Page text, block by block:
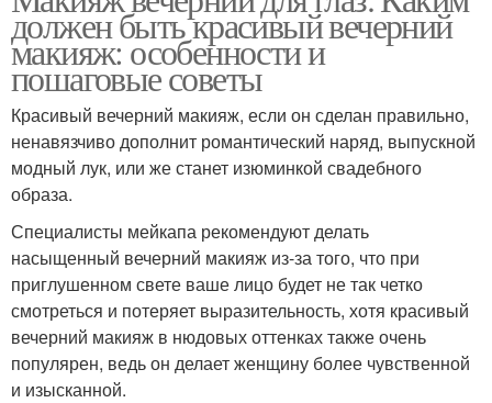
должен быть красивый вечерний
макияж: особенности и
пошаговые советы
Красивый вечерний макияж, если он сделан правильно,
ненавязчиво дополнит романтический наряд, выпускной
модный лук, или же станет изюминкой свадебного
образа.
Специалисты мейкапа рекомендуют делать
насыщенный вечерний макияж из-за того, что при
приглушенном свете ваше лицо будет не так четко
смотреться и потеряет выразительность, хотя красивый
вечерний макияж в нюдовых оттенках также очень
популярен, ведь он делает женщину более чувственной
и изысканной.